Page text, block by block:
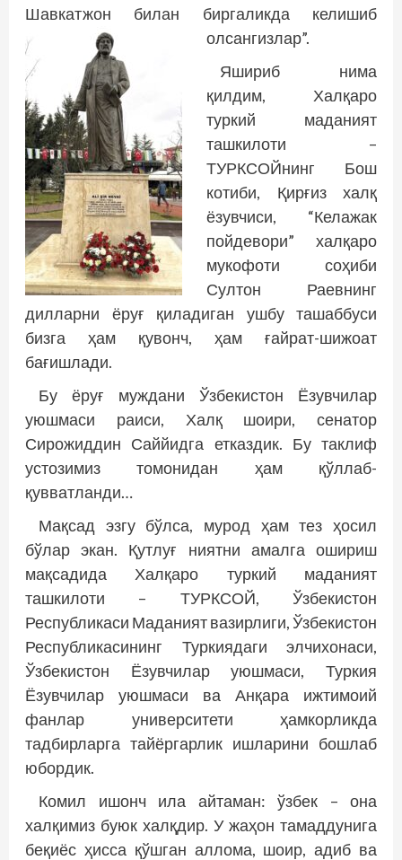
Шавкатжон билан биргаликда келишиб
олсангизлар”.
Яшириб нима
қилдим, Халқаро
туркий маданият
ташкилоти –
ТУРКСОЙнинг Бош
котиби, Қирғиз халқ
ёзувчиси, “Келажак
пойдевори” ­халқаро
мукофоти соҳиби
Султон Раевнинг
дилларни ёруғ қиладиган ушбу ташаббуси
бизга ҳам қувонч, ҳам ғайрат-шижоат
бағишлади.
Бу ёруғ муждани Ўзбекистон Ёзувчилар
уюшмаси раиси, Халқ шоири, сенатор
Сирожиддин Саййидга етказдик. Бу таклиф
устозимиз томонидан ҳам қўллаб-
қувватланди…
Мақсад эзгу бўлса, мурод ҳам тез ҳосил
бўлар экан. Қутлуғ ниятни амалга ошириш
мақсадида ­Халқаро туркий маданият
ташкилоти – ­ТУРКСОЙ, Ўзбекистон
Республикаси Маданият вазирлиги, Ўзбекистон
Республикасининг Туркиядаги элчихонаси,
Ўзбекистон Ёзувчилар уюшмаси, Туркия
Ёзувчилар уюшмаси ва Анқара ижтимоий
фанлар университети ҳамкорликда
тадбирларга тайёргарлик ишларини бошлаб
юбордик.
Комил ишонч ила айтаман: ўзбек – она
халқимиз буюк халқдир. У жаҳон тамаддунига
беқиёс ҳисса қўшган аллома, шоир, адиб ва